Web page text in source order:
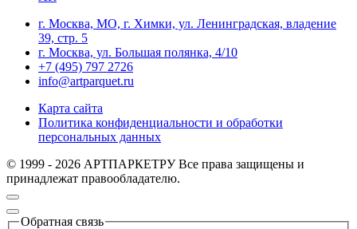
г. Москва, МО, г. Химки, ул. Ленинградская, владение
39, стр. 5
г. Москва, ул. Большая полянка, 4/10
+7 (495) 797 2726
info@artparquet.ru
Карта сайта
Политика конфиденциальности и обработки
персональных данных
© 1999 - 2026 АРТПАРКЕТРУ Все права защищены и
принадлежат правообладателю.
Обратная связь